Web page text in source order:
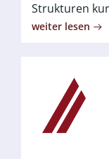
Strukturen
weiter lesen